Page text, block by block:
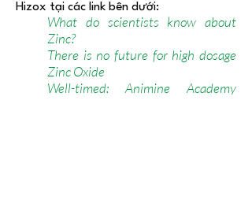
Hizox tại các link bên dưới:
What do scientists know about
Zinc?
There is no future for high dosage
Zinc Oxide
Well-timed: Animine Academy